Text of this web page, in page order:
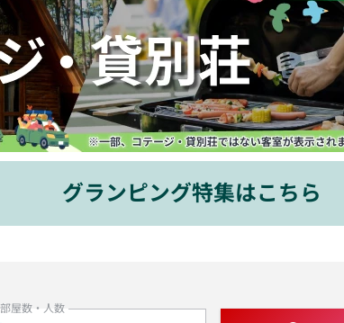
グランピング特集はこちら
部屋数・人数